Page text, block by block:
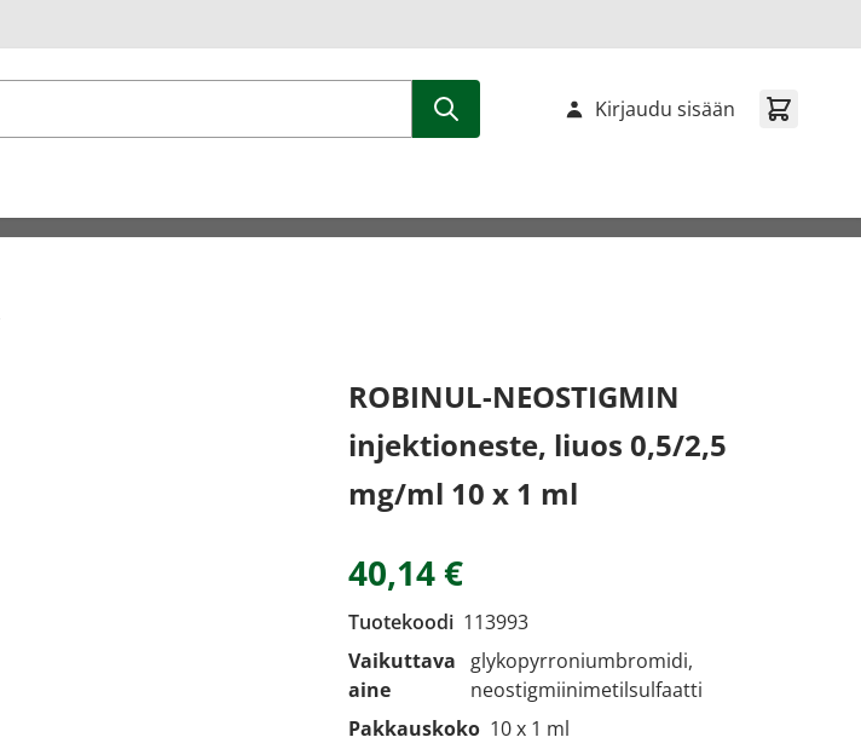
Kirjaudu sisään
ROBINUL-NEOSTIGMIN
injektioneste, liuos 0,5/2,5
mg/ml 10 x 1 ml
40,14 €
Tuotekoodi 113993
Vaikuttava
aine
glykopyrroniumbromidi,
neostigmiinimetilsulfaatti
Pakkauskoko 10 x 1 ml